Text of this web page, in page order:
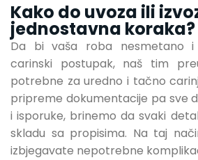
Kako do uvoza ili
jednostavna koraka?
Da bi vaša roba nesmetano
carinski postupak, naš tim
potrebne za uredno i tačno
pripreme dokumentacije pa sve
i isporuke, brinemo da svaki
skladu sa propisima. Na taj
izbjegavate nepotrebne